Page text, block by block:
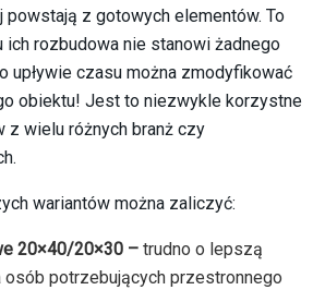
powstają z gotowych elementów. To
ich rozbudowa nie stanowi żadnego
upływie czasu można zmodyfikować
obiektu! Jest to niezwykle korzystne
wielu różnych branż czy
wariantów można zaliczyć:
20×40/20×30 –trudno o lepszą
osób potrzebujących przestronnego